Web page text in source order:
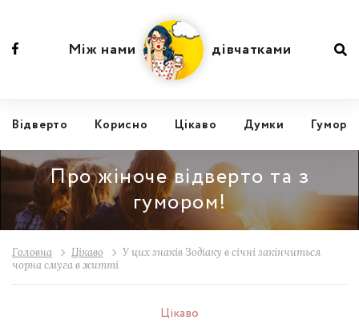
Відвертo Корисно Цікаво Думки Гумор
Між нами дівчатками
Про жіноче відверто та з
гумором!
Головна Цікаво
У цих знаків Зодіаку в січні закінчиться
чорна смуга в житті
Цікаво